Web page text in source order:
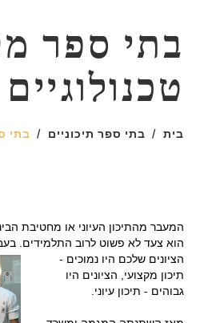
בתי ספר
טכנולוגיים
בית בתי ספר תיכוניים בתי
המעבר מהתיכון העיוני או מחטיבת
הוא צעד לא פשוט לרוב התלמידים.
הציונים שלכם היו נמוכים -
תיכון מקצועי, הציונים היו
גבוהים - תיכון עיוני.